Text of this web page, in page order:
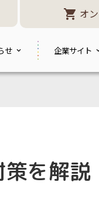
オ
せ 企業サイト
を解説